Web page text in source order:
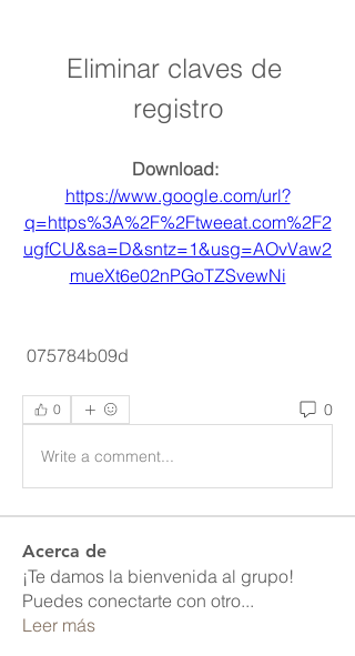
Eliminar claves de
registro
https://www.google.com/url?
q=https%3A%2F%2Ftweeat.com%2F2
ugfCU&sa=D&sntz=1&usg=AOvVaw2
mueXt6e02nPGoTZSvewNi
075784b09d
0 0
Write a comment...
Acerca de
¡Te damos la bienvenida al grupo!
Puedes conectarte con otro...
Leer más